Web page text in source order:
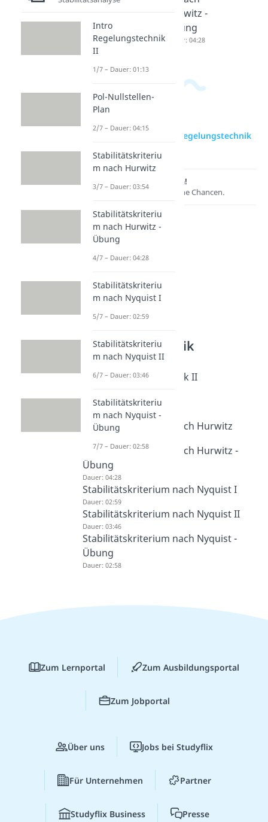
Hurwitz -
Übung
Dauer: 04:28
zur Videoseite: Intro Regelungstechnik
Lernen lohnt sich!
Entdecke hier deine Chancen.
Regelungstechnik
Stabilitätsanalyse
Intro Regelungstechnik II
Pol-Nullstellen-Plan
Dauer: 04:15
Stabilitätskriterium nach Hurwitz
Stabilitätskriterium nach Hurwitz -
Übung
Dauer: 04:28
Stabilitätskriterium nach Nyquist I
Dauer: 02:59
Stabilitätskriterium nach Nyquist II
Dauer: 03:46
Stabilitätskriterium nach Nyquist -
Übung
Dauer: 02:58
Intro
Regelungstechnik
II
1/7 – Dauer: 01:13
Pol-Nullstellen-
Plan
2/7 – Dauer: 04:15
Stabilitätskriteriu
m nach Hurwitz
3/7 – Dauer: 03:54
Stabilitätskriteriu
m nach Hurwitz -
Übung
4/7 – Dauer: 04:28
Stabilitätskriteriu
m nach Nyquist I
5/7 – Dauer: 02:59
Stabilitätskriteriu
m nach Nyquist II
6/7 – Dauer: 03:46
Stabilitätskriteriu
m nach Nyquist -
Übung
7/7 – Dauer: 02:58
Zum Lernportal Zum Ausbildungsportal
Zum Jobportal
Über uns Jobs bei Studyflix
Für Unternehmen Partner
Studyflix Business Presse